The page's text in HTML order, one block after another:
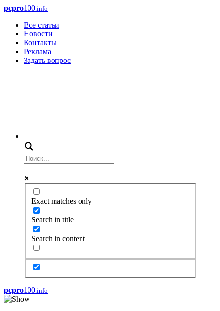
pcpro100.info
Все статьи
Новости
Контакты
Реклама
Задать вопрос
Exact matches only
Search in title
Search in content
pcpro100.info